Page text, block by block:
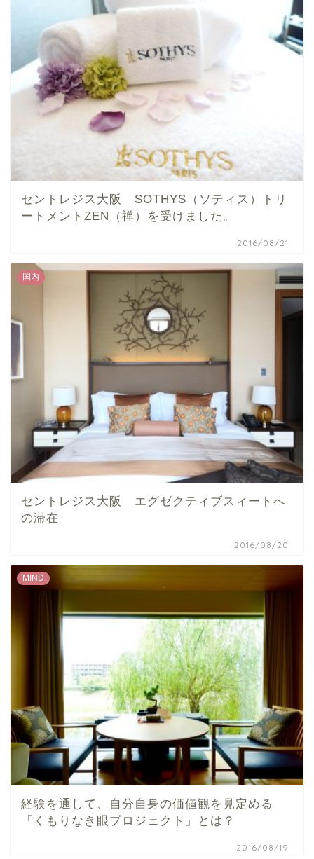
セントレジス大阪 SOTHYS（ソティス）トリ
ートメントZEN（禅）を受けました。
2016/08/21
国内
セントレジス大阪 エグゼクティブスィートへ
の滞在
2016/08/20
MIND
経験を通して、自分自身の価値観を見定める
「くもりなき眼プロジェクト」とは？
2016/08/19